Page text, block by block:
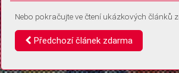
Nebo pokračujte ve čtení ukázkových článků
Předchozí článek zdarma